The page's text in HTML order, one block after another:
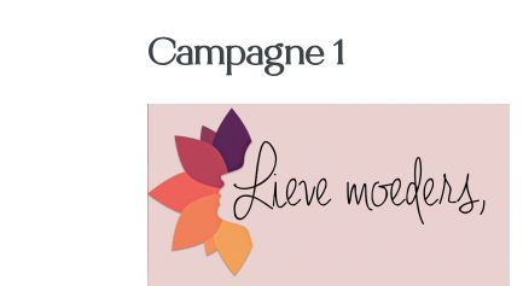
Campagne 1